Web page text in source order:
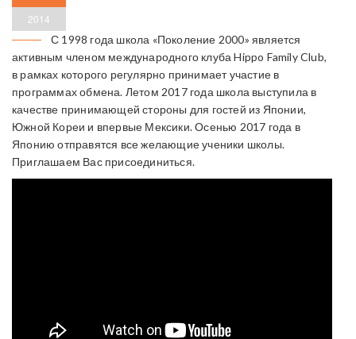
2014
С 1998 года школа «Поколение 2000» является
активным членом международного клуба Hippo Family Club,
в рамках которого регулярно принимает участие в
программах обмена. Летом 2017 года школа выступила в
качестве принимающей стороны для гостей из Японии,
Южной Кореи и впервые Мексики. Осенью 2017 года в
Японию отправятся все желающие ученики школы.
Приглашаем Вас присоединиться.